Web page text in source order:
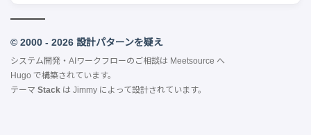
© 2000 - 2026 設計パターンを疑え
システム開発・AIワークフローのご相談は Meetsource へ
Hugo で構築されています。
テーマ Stack は Jimmy によって設計されています。